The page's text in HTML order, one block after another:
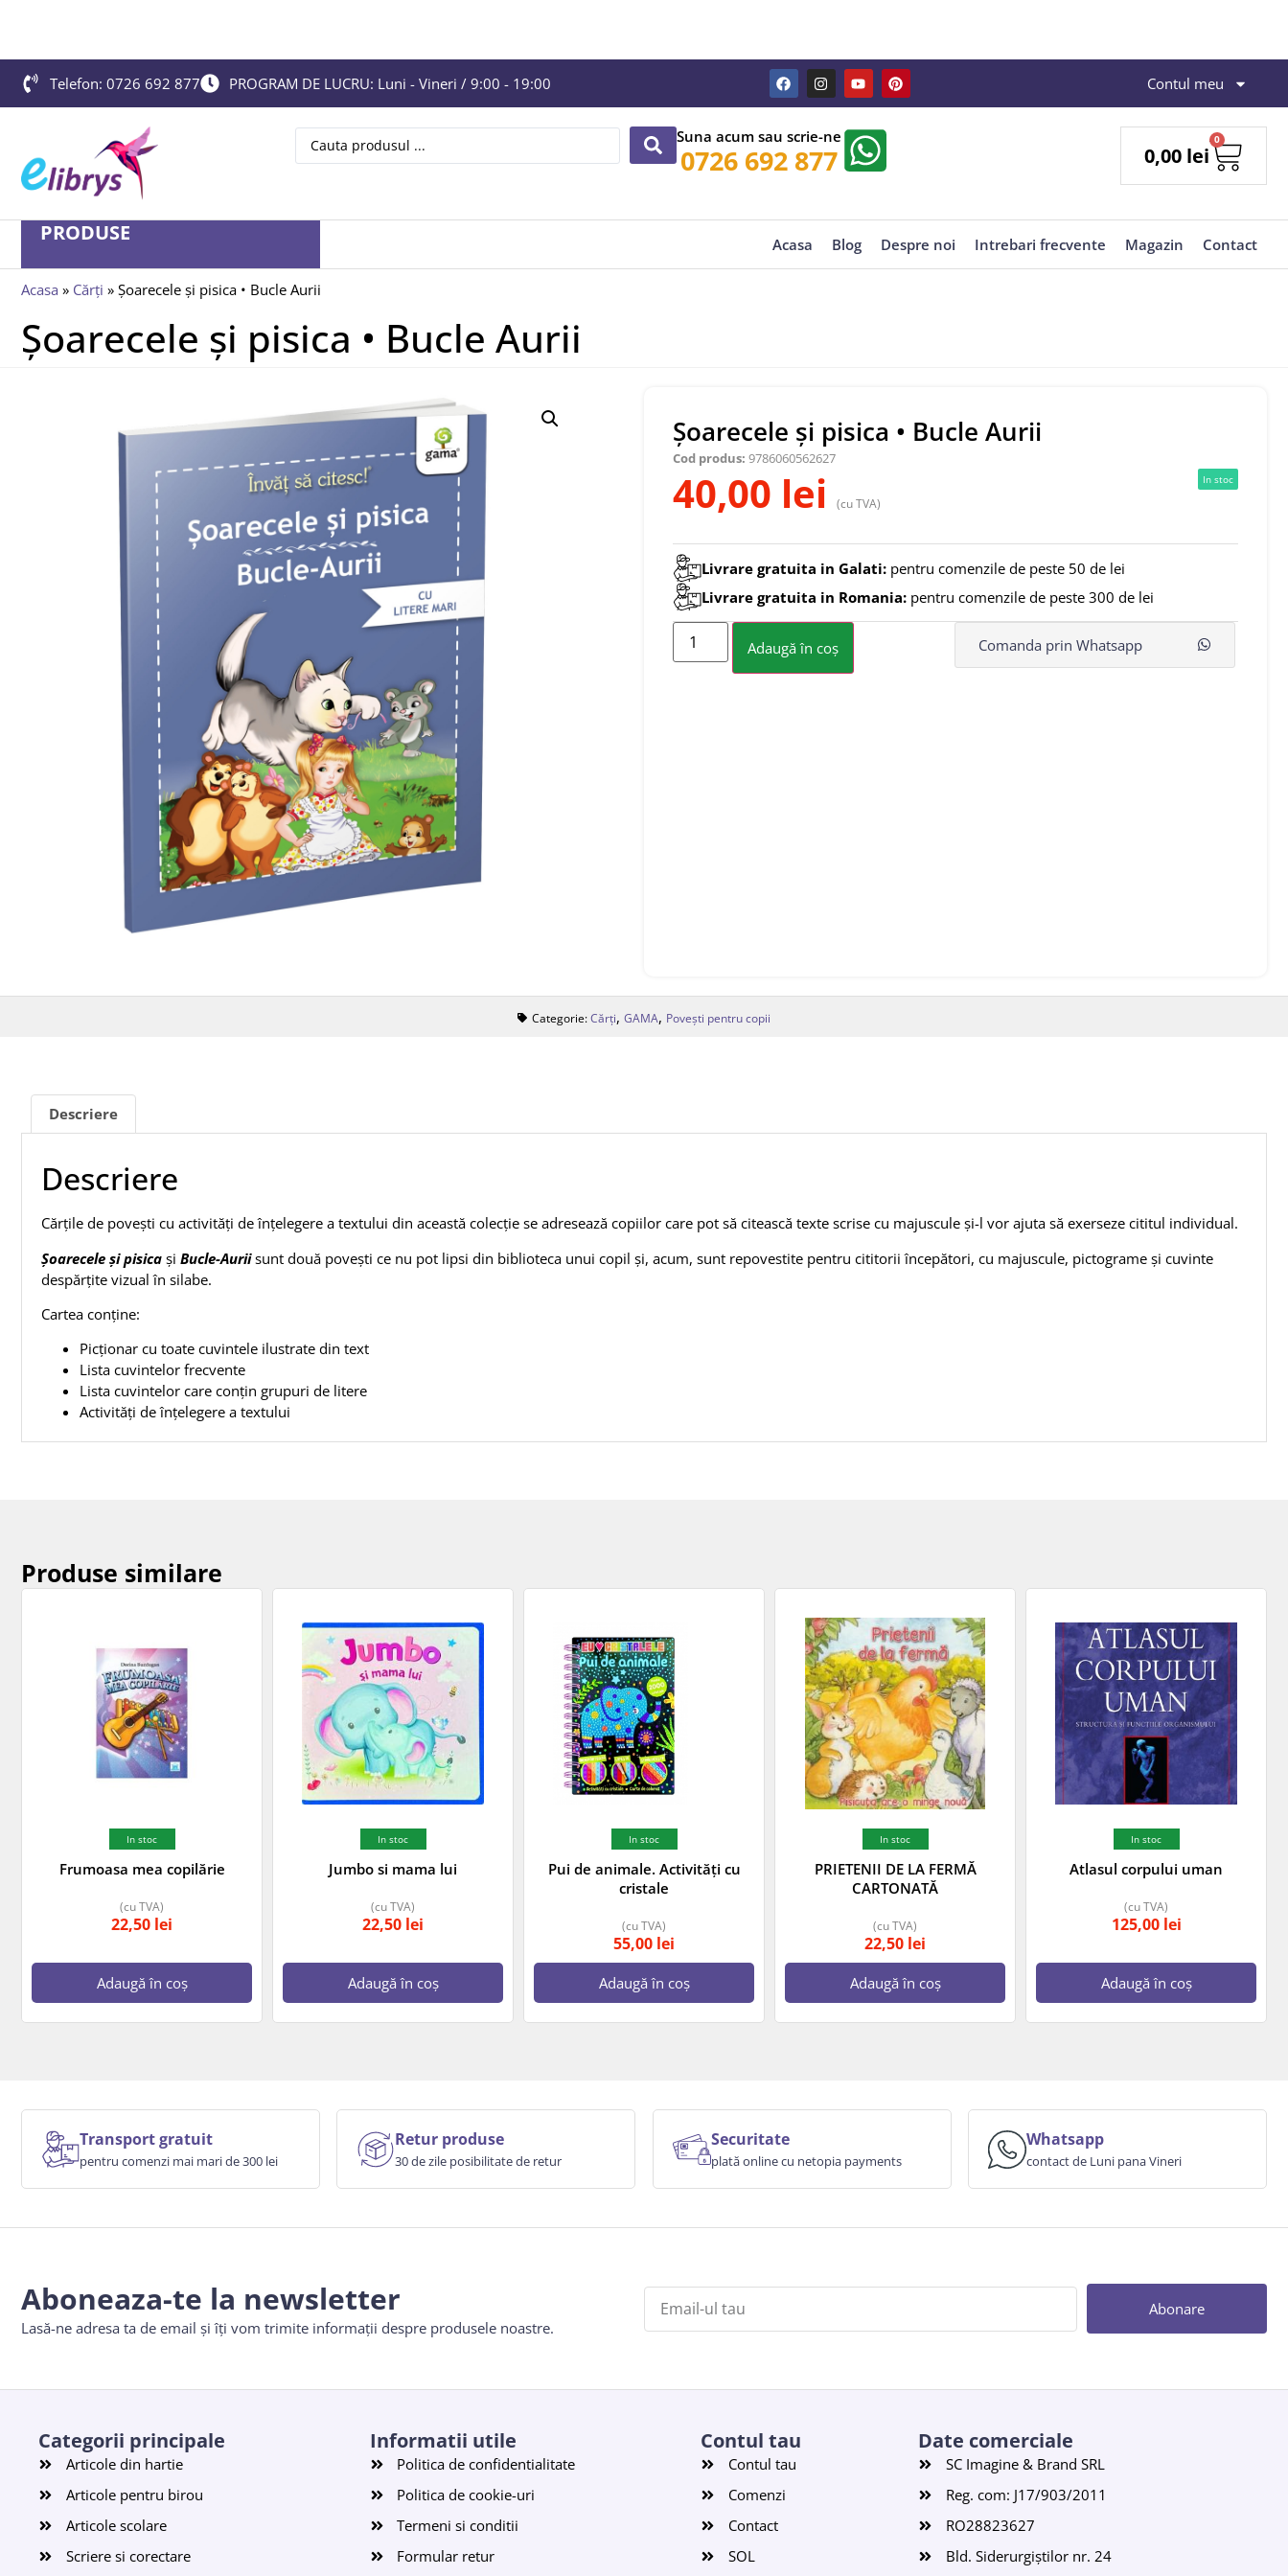
Telefon: 0726 692 877 PROGRAM DE LUCRU: Luni - Vineri / 9:00 - 19:00 Contul meu
Suna acum sau scrie-ne
0726 692 877 0,00 lei
0
PRODUSE Acasa Blog Despre noi Intrebari frecvente Magazin Contact
Acasa » Cărți » Șoarecele și pisica • Bucle Aurii
Șoarecele și pisica • Bucle Aurii
Șoarecele și pisica • Bucle Aurii
Cod produs: 9786060562627
40,00 lei (cu TVA)
In stoc
Livrare gratuita in Galati: pentru comenzile de peste 50 de lei
Livrare gratuita in Romania: pentru comenzile de peste 300 de lei
Adaugă în coș Comanda prin Whatsapp
Categorie:Cărți, GAMA, Povești pentru copii
Descriere
Descriere
Cărțile de povești cu activități de înțelegere a textului din această colecție se adresează copiilor care pot să citească texte scrise cu majuscule și-l vor ajuta să exerseze cititul individual.
Șoarecele și pisica și Bucle-Auriisunt două povești ce nu pot lipsi din biblioteca unui copil și, acum, sunt repovestite pentru cititorii începători, cu majuscule, pictograme și cuvinte
despărțite vizual în silabe.
Cartea conține:
Picționar cu toate cuvintele ilustrate din text
Lista cuvintelor frecvente
Lista cuvintelor care conțin grupuri de litere
Activități de înțelegere a textului
Produse similare
In stoc
Frumoasa mea copilărie
22,50 lei
(cu TVA)
Adaugă în coș
In stoc
Jumbo si mama lui
22,50 lei
(cu TVA)
Adaugă în coș
In stoc
Pui de animale. Activități cu
cristale
55,00 lei
(cu TVA)
Adaugă în coș
In stoc
PRIETENII DE LA FERMĂ
CARTONATĂ
22,50 lei
(cu TVA)
Adaugă în coș
In stoc
Atlasul corpului uman
125,00 lei
(cu TVA)
Adaugă în coș
Transport gratuit
pentru comenzi mai mari de 300 lei
Retur produse
30 de zile posibilitate de retur
Securitate
plată online cu netopia payments
Whatsapp
contact de Luni pana Vineri
Aboneaza-te la newsletter
Lasă-ne adresa ta de email și îți vom trimite informații despre produsele noastre.
Abonare
Categorii principale
Articole din hartie
Articole pentru birou
Articole scolare
Scriere si corectare
Informatii utile
Politica de confidentialitate
Politica de cookie-uri
Termeni si conditii
Formular retur
Contul tau
Contul tau
Comenzi
Contact
SOL
Date comerciale
SC Imagine & Brand SRL
Reg. com: J17/903/2011
RO28823627
Bld. Siderurgiștilor nr. 24